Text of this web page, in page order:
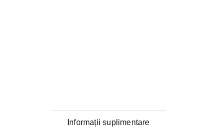
Informații suplimentare